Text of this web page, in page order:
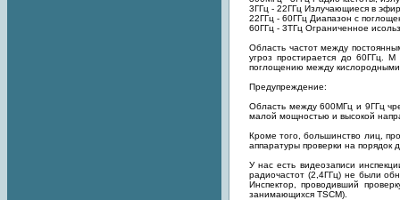
3ГГц - 22ГГц Излучающиеся в
22ГГц - 60ГГц Диапазон с
60ГГц - 3ТГц Ограниченное
Область частот между
угроз простирается до 60ГГц.
поглощению между
Предупреждение:
Область между 600МГц и 9ГГц
малой мощностью и высокой
Кроме того, большинство лиц,
аппаратуры проверки на порядок
У нас есть видеозаписи
радиочастот (2,4ГГц) не были
Инспектор, проводивший
занимающихся TSCM).